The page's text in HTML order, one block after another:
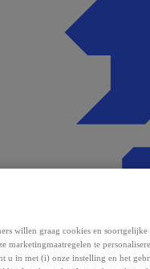
willen graag cookies en
marketingmaatregelen te
u in met (i) onze instelling en het